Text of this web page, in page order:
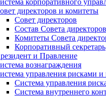
корпоративного
директоров и комитеты
Совет директоров
Состав Совета директоров
Комитеты Совета
Корпоративный секретарь
и Правление
вознаграждения
управления рисками и
Система управления
Система внутреннего